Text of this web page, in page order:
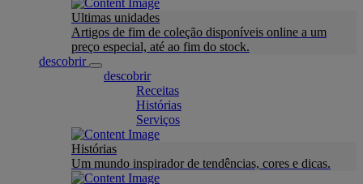
Ultimas unidades
Artigos de fim de coleção disponíveis online a um
preço especial, até ao fim do stock.
descobrir
descobrir
Receitas
Histórias
Serviços
Histórias
Um mundo inspirador de tendências, cores e dicas.